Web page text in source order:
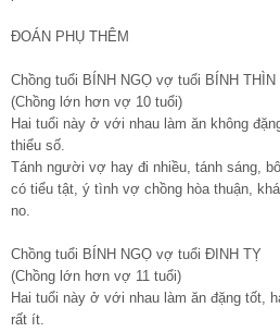
ĐOÁN PHỤ THÊM
Chồng tuổi BÍNH NGỌ vợ tuổi BÍNH THÌN
(Chồng lớn hơn vợ 10 tuổi)
Hai tuổi này ở với nhau làm ăn không
thiểu số.
Tánh người vợ hay đi nhiều, tánh sáng,
có tiểu tật, ý tình vợ chồng hòa thuận,
no.
Chồng tuổi BÍNH NGỌ vợ tuổi ĐINH TỴ
(Chồng lớn hơn vợ 11 tuổi)
Hai tuổi này ở với nhau làm ăn đặng tốt,
rất ít.